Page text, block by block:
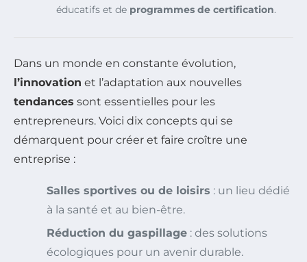
éducatifs et de programmes de certification.
Dans un monde en constante évolution,
l’innovation et l’adaptation aux nouvelles
tendances sont essentielles pour les
entrepreneurs. Voici dix concepts qui se
démarquent pour créer et faire croître une
entreprise :
Salles sportives ou de loisirs : un lieu dédié
à la santé et au bien-être.
Réduction du gaspillage : des solutions
écologiques pour un avenir durable.